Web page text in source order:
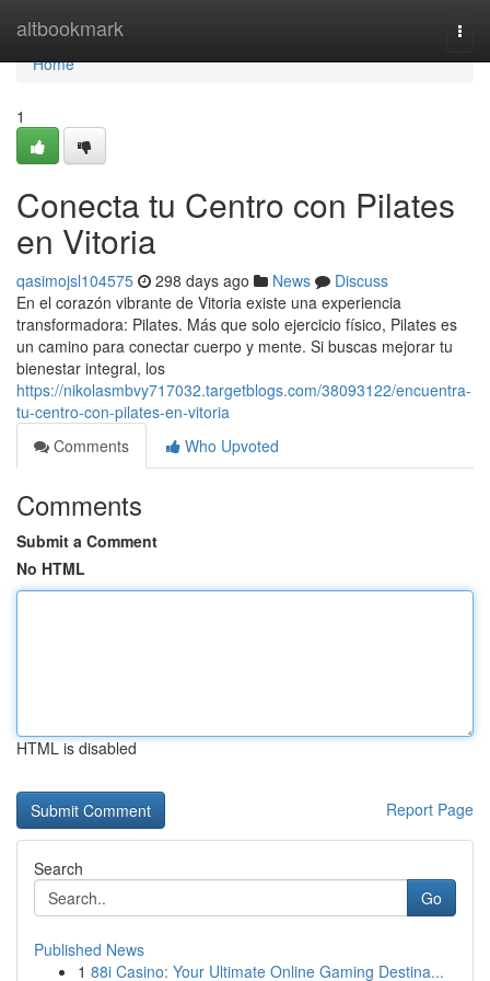
altbookmark
Home
Home
1
Conecta tu Centro con Pilates
en Vitoria
qasimojsl104575 298 days ago News
Discuss
En el corazón vibrante de Vitoria existe una experiencia
transformadora: Pilates. Más que solo ejercicio físico, Pilates es
un camino para conectar cuerpo y mente. Si buscas mejorar tu
bienestar integral, los
https://nikolasmbvy717032.targetblogs.com/38093122/encuentra-
tu-centro-con-pilates-en-vitoria
Comments
Who Upvoted
Comments
Submit a Comment
No HTML
HTML is disabled
Report Page
Search
Go
Published News
1 88i Casino: Your Ultimate Online Gaming Destina...